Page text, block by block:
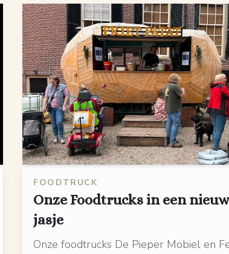
FOODTRUCK
Onze Foodtrucks in een
jasje
Onze foodtrucks De Pieper Mobiel en